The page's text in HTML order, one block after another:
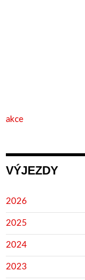
akce
VÝJEZDY
2026
2025
2024
2023